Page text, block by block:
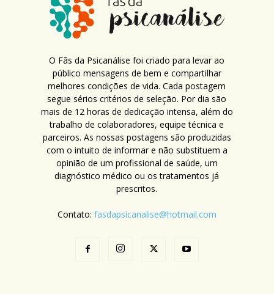
O Fãs da Psicanálise foi criado para levar ao
público mensagens de bem e compartilhar
melhores condições de vida. Cada postagem
segue sérios critérios de seleção. Por dia são
mais de 12 horas de dedicação intensa, além do
trabalho de colaboradores, equipe técnica e
parceiros. As nossas postagens são produzidas
com o intuito de informar e não substituem a
opinião de um profissional de saúde, um
diagnóstico médico ou os tratamentos já
prescritos.
Contato: fasdapsicanalise@hotmail.com